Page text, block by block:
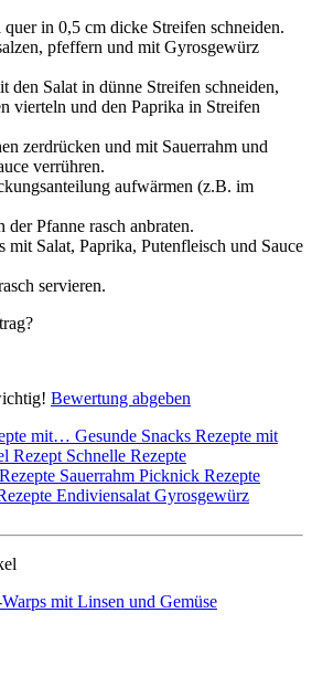
in 0,5 cm dicke Streifen schneiden.
pfeffern und mit Gyrosgewürz
den Salat in dünne Streifen schneiden,
vierteln und den Paprika in Streifen
zerdrücken und mit Sauerrahm und
verrühren.
aufwärmen (z.B. im
der Pfanne rasch anbraten.
mit Salat, Paprika, Putenfleisch und Sauce
servieren.
Bewertung abgeben
mit… Gesunde Snacks Rezepte mit
Rezept Schnelle Rezepte
Sauerrahm Picknick Rezepte
Endiviensalat Gyrosgewürz
mit Linsen und Gemüse